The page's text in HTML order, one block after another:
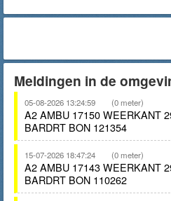
Meldingen in de
05-08-2026 13:24:59 (0 meter)
A2 AMBU 17150 WEERKANT
BARDRT BON 121354
15-07-2026 18:47:24 (0 meter)
A2 AMBU 17143 WEERKANT
BARDRT BON 110262